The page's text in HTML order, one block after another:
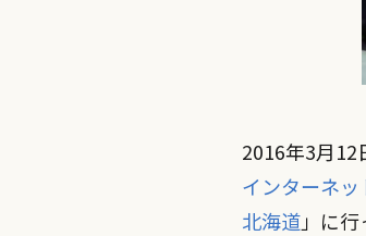
2016年3月12
インターネ
北海道」に行